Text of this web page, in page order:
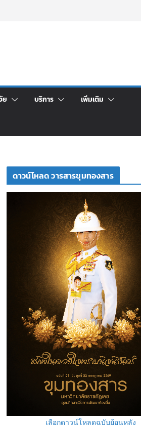
ย บริการ เพิ่มเติม
ดาวน์โหลด วารสารขุมทองสาร
เลือกดาวน์โหลดฉบับย้อนหลัง